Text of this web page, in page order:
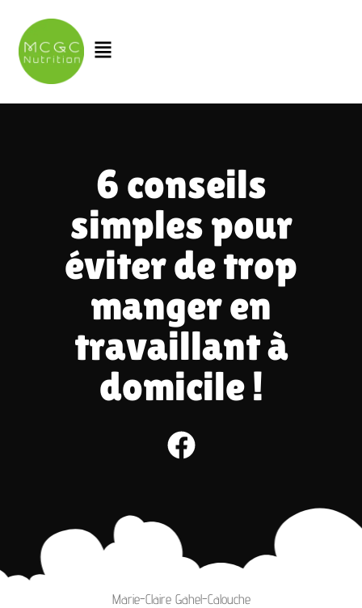
contenu
Menu
6 conseils
simples pour
éviter de trop
manger en
travaillant à
domicile !
Marie-Claire Gahel-Calouche